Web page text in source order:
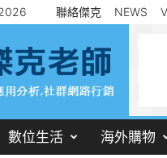
聯絡傑克 NEWS
數位生活 海外購物